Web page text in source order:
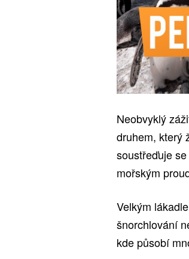
Neobvyklý
druhem, který
soustřeďuje
mořským
Velkým
šnorchlování
kde působí